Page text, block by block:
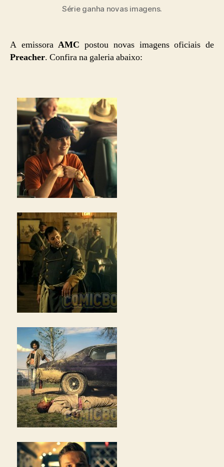
Série ganha novas imagens.
A emissoraAMC postou novas imagens oficiais de
Preacher. Confira na galeria abaixo: